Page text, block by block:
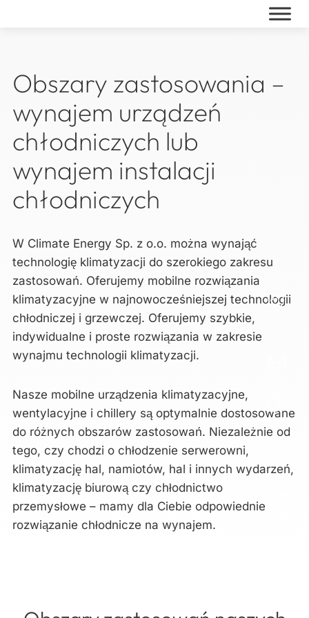
Obszary zastosowania –
wynajem urządzeń
chłodniczych lub
wynajem instalacji
chłodniczych
W Climate Energy Sp. z o.o. można wynająć
technologię klimatyzacji do szerokiego zakresu
zastosowań. Oferujemy mobilne rozwiązania
klimatyzacyjne w najnowocześniejszej technologii
chłodniczej i grzewczej. Oferujemy szybkie,
indywidualne i proste rozwiązania w zakresie
wynajmu technologii klimatyzacji.
Nasze mobilne urządzenia klimatyzacyjne,
wentylacyjne i chillery są optymalnie dostosowane
do różnych obszarów zastosowań. Niezależnie od
tego, czy chodzi o chłodzenie serwerowni,
klimatyzację hal, namiotów, hal i innych wydarzeń,
klimatyzację biurową czy chłodnictwo
przemysłowe – mamy dla Ciebie odpowiednie
rozwiązanie chłodnicze na wynajem.